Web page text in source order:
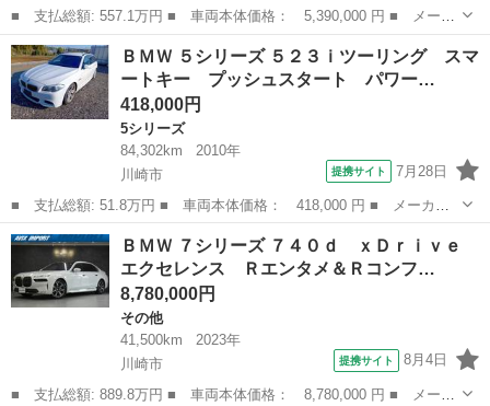
■ 支払総額: 557.1万円 ■ 車両本体価格： 5,390,000 円 ■ メーカ
ー名： ＢＭＷ ■ 車種名： Ｍ２ ■ グレード名： コンペティシ
ョン ６速マニュアル 純正ナビ バックカメラ 車検１０年１月
■ 排気...
神奈川 川崎市
ＢＭＷ ５シリーズ ５２３ｉツーリング スマ
ートキー プッシュスタート パワー…
418,000円
5シリーズ
84,302km
2010年
川崎市
提携サイト 7月28日
■ 支払総額: 51.8万円 ■ 車両本体価格： 418,000 円 ■ メーカー
名： ＢＭＷ ■ 車種名： ５シリーズ ■ グレード名： ５２３ｉ
ツーリング スマートキー プッシュスタート パワーシート ＨＤ
Ｄナビ パワ...
神奈川 川崎市
ＢＭＷ ７シリーズ ７４０ｄ ｘＤｒｉｖｅ
エクセレンス Ｒエンタメ＆Ｒコンフ…
8,780,000円
その他
41,500km
2023年
川崎市
提携サイト 8月4日
■ 支払総額: 889.8万円 ■ 車両本体価格： 8,780,000 円 ■ メーカ